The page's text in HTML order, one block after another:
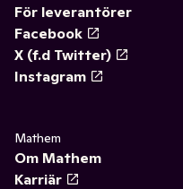
För leverantörer
Facebook
X (f.d Twitter)
Instagram
Mathem
Om Mathem
Karriär